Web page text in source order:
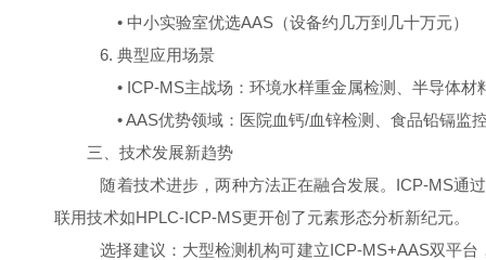
• 中小实验室优选AAS（设备约几万到几十万元）
6. 典型应用场景
• ICP-MS主战场：环境水样重金属检测、半导体材
• AAS优势领域：医院血钙/血锌检测、食品铅镉监
三、技术发展新趋势
随着技术进步，两种方法正在融合发展。ICP-MS通
联用技术如HPLC-ICP-MS更开创了元素形态分析新纪元。
选择建议：大型检测机构可建立ICP-MS+AAS双平